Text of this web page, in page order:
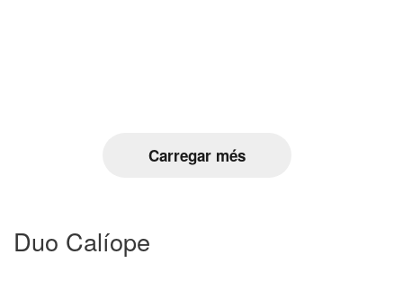
Carregar més
Duo Calíope